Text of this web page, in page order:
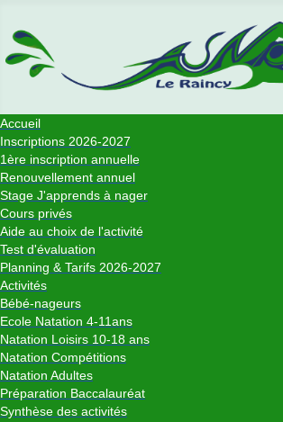
Accueil
Inscriptions 2026-2027
1ère inscription annuelle
Renouvellement annuel
Stage J'apprends à nager
Cours privés
Aide au choix de l'activité
Test d'évaluation
Planning & Tarifs 2026-2027
Activités
Bébé-nageurs
Ecole Natation 4-11ans
Natation Loisirs 10-18 ans
Natation Compétitions
Natation Adultes
Préparation Baccalauréat
Synthèse des activités